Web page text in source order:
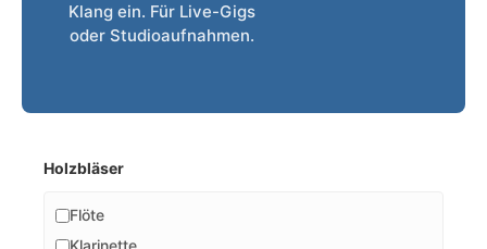
Klang ein. Für Live-Gigs
oder Studioaufnahmen.
Holzbläser
Flöte
Klarinette